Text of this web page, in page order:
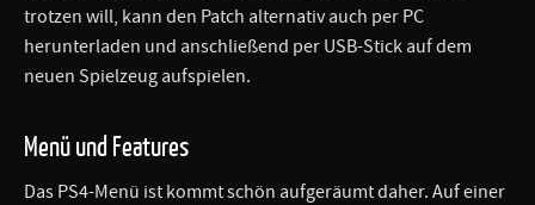
trotzen will, kann den Patch alternativ auch per PC
herunterladen und anschließend per USB-Stick auf dem
neuen Spielzeug aufspielen.
Menü und Features
Das PS4-Menü ist kommt schön aufgeräumt daher. Auf einer